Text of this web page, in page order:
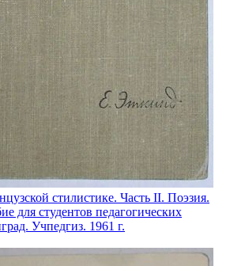
стилистике. Часть II. Поэзия.
для студентов педагогических
Учпедгиз. 1961 г.